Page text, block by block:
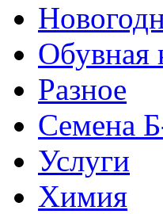
Обувная
Разное
Семена
Услуги
Химия